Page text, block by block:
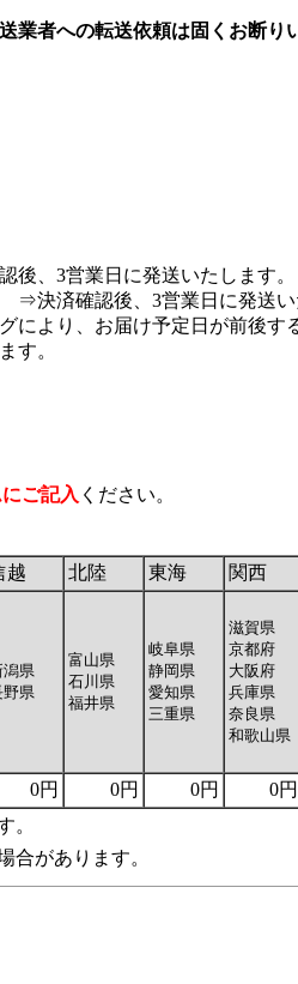
者への転送依頼は固くお断り
、3営業日に発送いたします。
決済確認後、3営業日に発送い
より、お届け予定日が前後す
す。
ご記入 ください。
越 北陸 東海 関西
潟県
野県
富山県
石川県
福井県
岐阜県
静岡県
愛知県
三重県
滋賀県
京都府
大阪府
兵庫県
奈良県
和歌山県
0円 0円 0円 0円
。
合があります。